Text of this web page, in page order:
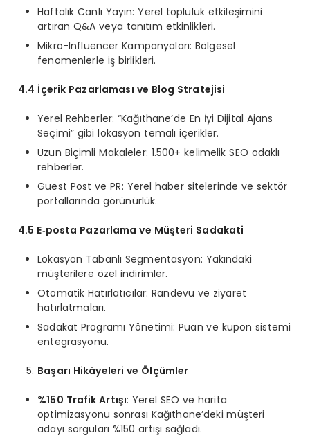
Haftalık Canlı Yayın: Yerel topluluk etkileşimini
artıran Q&A veya tanıtım etkinlikleri.
Mikro-Influencer Kampanyaları: Bölgesel
fenomenlerle iş birlikleri.
4.4 İçerik Pazarlaması ve Blog Stratejisi
Yerel Rehberler: “Kağıthane’de En İyi Dijital Ajans
Seçimi” gibi lokasyon temalı içerikler.
Uzun Biçimli Makaleler: 1.500+ kelimelik SEO odaklı
rehberler.
Guest Post ve PR: Yerel haber sitelerinde ve sektör
portallarında görünürlük.
4.5 E‑posta Pazarlama ve Müşteri Sadakati
Lokasyon Tabanlı Segmentasyon: Yakındaki
müşterilere özel indirimler.
Otomatik Hatırlatıcılar: Randevu ve ziyaret
hatırlatmaları.
Sadakat Programı Yönetimi: Puan ve kupon sistemi
entegrasyonu.
Başarı Hikâyeleri ve Ölçümler
%150 Trafik Artışı: Yerel SEO ve harita
optimizasyonu sonrası Kağıthane’deki müşteri
adayı sorguları %150 artışı sağladı.